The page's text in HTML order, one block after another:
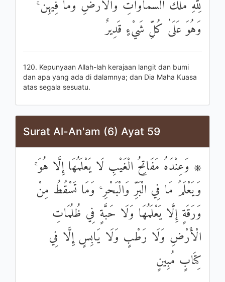
لِلَّهِ مُلْكُ السَّمَاوَاتِ وَالْأَرْضِ وَمَا فِيهِنَّ ۚ
وَهُوَ عَلَىٰ كُلِّ شَيْءٍ قَدِيرٌ
120. Kepunyaan Allah-lah kerajaan langit dan bumi
dan apa yang ada di dalamnya; dan Dia Maha Kuasa
atas segala sesuatu.
Surat Al-An'am (6) Ayat 59
۞ وَعِنْدَهُ مَفَاتِحُ الْغَيْبِ لَا يَعْلَمُهَا إِلَّا هُوَ ۚ
وَيَعْلَمُ مَا فِي الْبَرِّ وَالْبَحْرِ ۚ وَمَا تَسْقُطُ مِنْ
وَرَقَةٍ إِلَّا يَعْلَمُهَا وَلَا حَبَّةٍ فِي ظُلُمَاتِ
الْأَرْضِ وَلَا رَطْبٍ وَلَا يَابِسٍ إِلَّا فِي
كِتَابٍ مُبِينٍ